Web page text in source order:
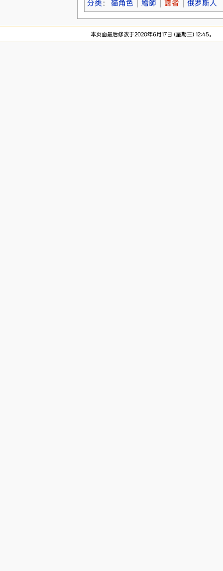
分类 ： 貓角色 繪師 譯者 俄罗斯人
本页面最后修改于2020年6月17日 (星期三) 12:45。